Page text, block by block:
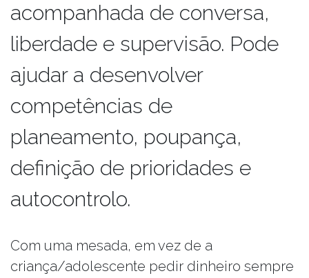
acompanhada de conversa,
liberdade e supervisão. Pode
ajudar a desenvolver
competências de
planeamento, poupança,
definição de prioridades e
autocontrolo.
Com uma mesada, em vez de a
criança/adolescente pedir dinheiro sempre